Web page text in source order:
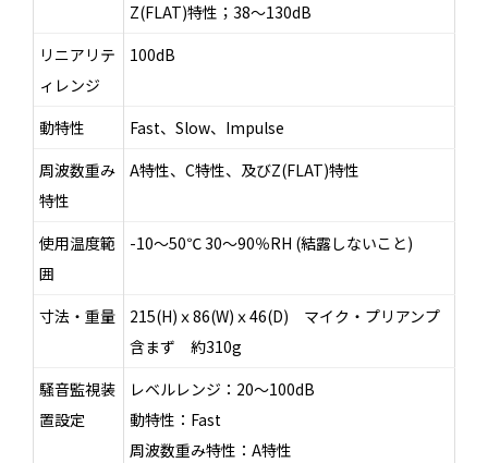
Z(FLAT)特性；38～130dB
リニアリテ
ィレンジ
100dB
動特性
Fast、Slow、Impulse
周波数重み
特性
A特性、C特性、及びZ(FLAT)特性
使用温度範
囲
-10～50℃ 30～90％RH (結露しないこと)
寸法・重量
215(H)ｘ86(W)ｘ46(D) マイク・プリアンプ
含まず 約310g
騒音監視装
置設定
レベルレンジ：20～100dB
動特性：Fast
周波数重み特性：A特性